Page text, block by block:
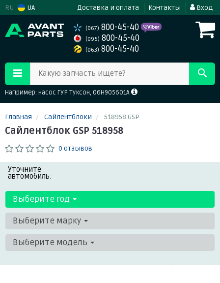
RU UA Доставка и оплата Контакты Вход
(067) 800-45-40
(095) 800-45-40
(063) 800-45-40
Какую запчасть ищете?
Например: насос ГУР Туксон, 06H905601A
Главная Сайлентблоки 518958 GSP
Сайлентблок GSP 518958
0 отзывов
Уточните
автомобиль:
Выберите год
Выберите марку
Выберите модель